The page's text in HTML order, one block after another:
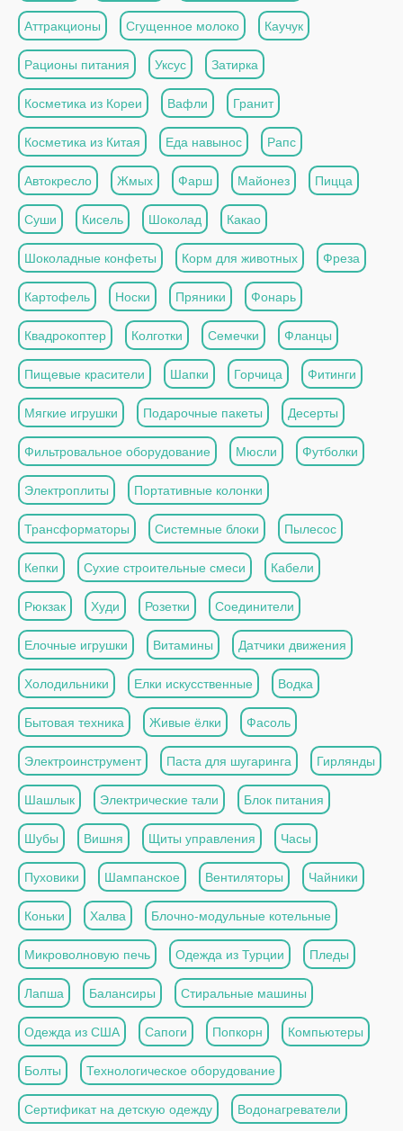
Аттракционы Сгущенное молоко Каучук
Рационы питания Уксус Затирка
Косметика из Кореи Вафли Гранит
Косметика из Китая Еда навынос Рапс
Автокресло Жмых Фарш Майонез Пицца
Суши Кисель Шоколад Какао
Шоколадные конфеты Корм для животных Фреза
Картофель Носки Пряники Фонарь
Квадрокоптер Колготки Семечки Фланцы
Пищевые красители Шапки Горчица Фитинги
Мягкие игрушки Подарочные пакеты Десерты
Фильтровальное оборудование Мюсли Футболки
Электроплиты Портативные колонки
Трансформаторы Системные блоки Пылесос
Кепки Сухие строительные смеси Кабели
Рюкзак Худи Розетки Соединители
Елочные игрушки Витамины Датчики движения
Холодильники Елки искусственные Водка
Бытовая техника Живые ёлки Фасоль
Электроинструмент Паста для шугаринга Гирлянды
Шашлык Электрические тали Блок питания
Шубы Вишня Щиты управления Часы
Пуховики Шампанское Вентиляторы Чайники
Коньки Халва Блочно-модульные котельные
Микроволновую печь Одежда из Турции Пледы
Лапша Балансиры Стиральные машины
Одежда из США Сапоги Попкорн Компьютеры
Болты Технологическое оборудование
Сертификат на детскую одежду Водонагреватели